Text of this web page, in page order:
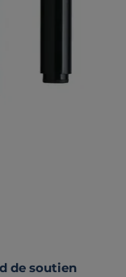
de soutien